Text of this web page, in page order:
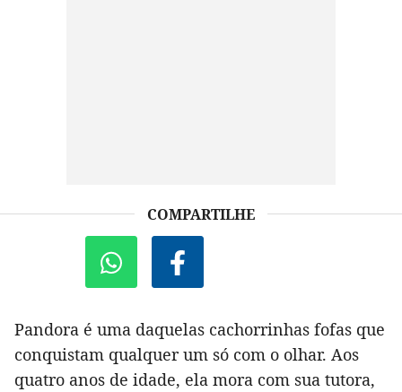
COMPARTILHE
Pandora é uma daquelas cachorrinhas fofas que
conquistam qualquer um só com o olhar. Aos
quatro anos de idade, ela mora com sua tutora,